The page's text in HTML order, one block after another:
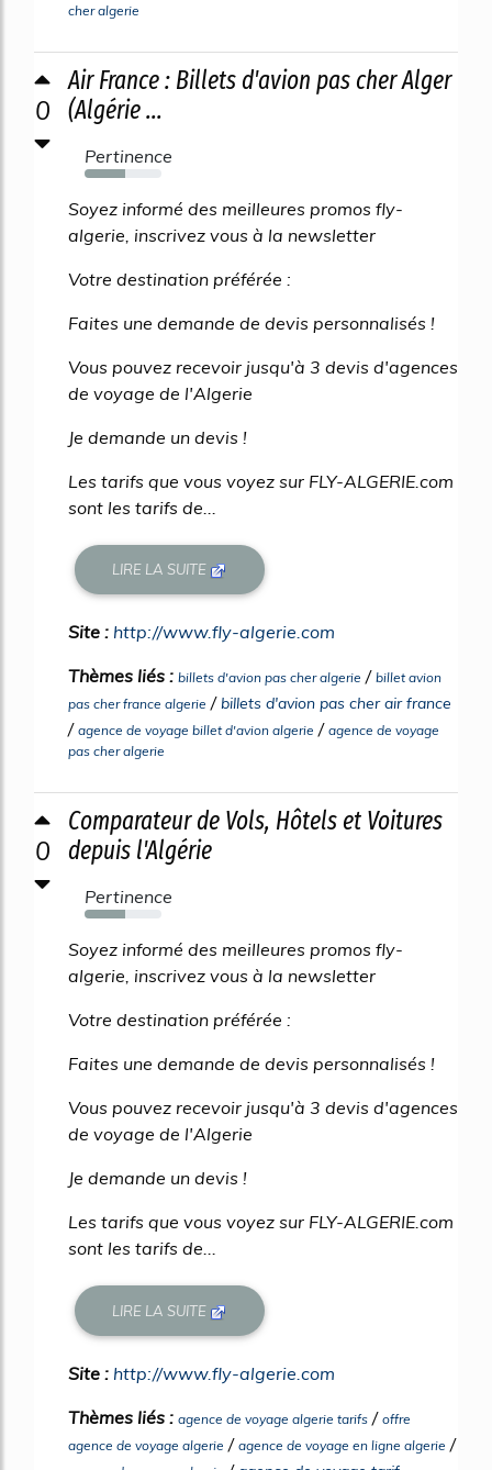
cher algerie
0
Air France : Billets d'avion pas cher Alger
(Algérie ...
Pertinence
53%
Soyez informé des meilleures promos fly-
algerie, inscrivez vous à la newsletter
Votre destination préférée :
Faites une demande de devis personnalisés !
Vous pouvez recevoir jusqu'à 3 devis d'agences
de voyage de l'Algerie
Je demande un devis !
Les tarifs que vous voyez sur FLY-ALGERIE.com
sont les tarifs de...
LIRE LA SUITE
Site : http://www.fly-algerie.com
Thèmes liés : billets d'avion pas cher algerie / billet avion
pas cher france algerie /billets d'avion pas cher air france
/ agence de voyage billet d'avion algerie / agence de voyage
pas cher algerie
0
Comparateur de Vols, Hôtels et Voitures
depuis l'Algérie
Pertinence
53%
Soyez informé des meilleures promos fly-
algerie, inscrivez vous à la newsletter
Votre destination préférée :
Faites une demande de devis personnalisés !
Vous pouvez recevoir jusqu'à 3 devis d'agences
de voyage de l'Algerie
Je demande un devis !
Les tarifs que vous voyez sur FLY-ALGERIE.com
sont les tarifs de...
LIRE LA SUITE
Site : http://www.fly-algerie.com
Thèmes liés : agence de voyage algerie tarifs / offre
agence de voyage algerie / agence de voyage en ligne algerie /